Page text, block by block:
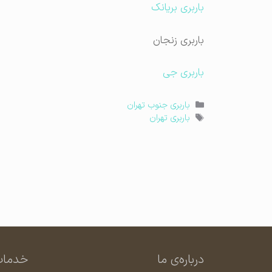
باربری بریانک
باربری زنجان
باربری جی
دسته‌ها
باربری جنوب تهران
برچسب‌ها
باربری تهران
درباره‌ی ما